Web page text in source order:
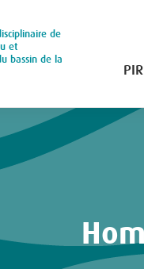
de
et
bassin de la